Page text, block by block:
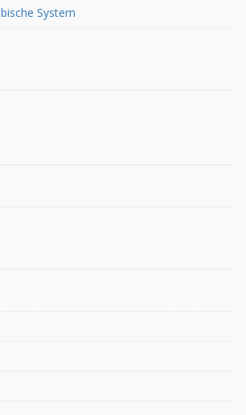
System